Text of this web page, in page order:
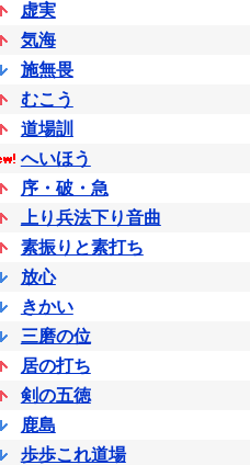
虚実
気海
施無畏
むこう
道場訓
へいほう
序・破・急
上り兵法下り音曲
素振りと素打ち
放心
きかい
三磨の位
居の打ち
剣の五徳
鹿島
歩歩これ道場